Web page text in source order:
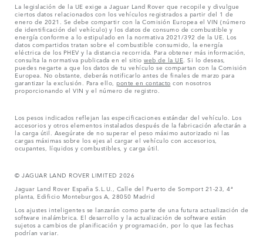
La legislación de la UE exige a Jaguar Land Rover que recopile y divulgue
ciertos datos relacionados con los vehículos registrados a partir del 1 de
enero de 2021. Se debe compartir con la Comisión Europea el VIN (número
de identificación del vehículo) y los datos de consumo de combustible y
energía conforme a lo estipulado en la normativa 2021/392 de la UE. Los
datos compartidos tratan sobre el combustible consumido, la energía
eléctrica de los PHEV y la distancia recorrida. Para obtener más información,
consulta la normativa publicada en el sitio web de la UE . Si lo deseas,
puedes negarte a que los datos de tu vehículo se compartan con la Comisión
Europea. No obstante, deberás notificarlo antes de finales de marzo para
garantizar la exclusión. Para ello, ponte en contacto con nosotros
proporcionando el VIN y el número de registro.
Los pesos indicados reflejan las especificaciones estándar del vehículo. Los
accesorios y otros elementos instalados después de la fabricación afectarán a
la carga útil. Asegúrate de no superar el peso máximo autorizado ni las
cargas máximas sobre los ejes al cargar el vehículo con accesorios,
ocupantes, líquidos y combustibles, y carga útil.
© JAGUAR LAND ROVER LIMITED 2026
Jaguar Land Rover España S.L.U., Calle del Puerto de Somport 21-23, 4ª
planta, Edificio Monteburgos A, 28050 Madrid
Los ajustes inteligentes se lanzarán como parte de una futura actualización de
software inalámbrica. El desarrollo y la actualización de software están
sujetos a cambios de planificación y programación, por lo que las fechas
podrían variar.